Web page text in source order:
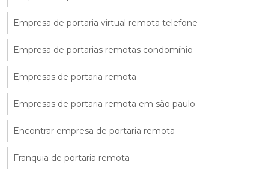
Empresa de portaria virtual remota telefone
Empresa de portarias remotas condomínio
Empresas de portaria remota
Empresas de portaria remota em são paulo
Encontrar empresa de portaria remota
Franquia de portaria remota